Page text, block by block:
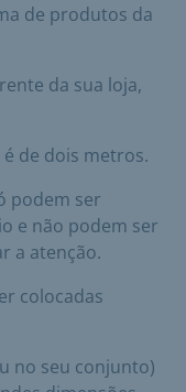
de produtos da
da sua loja,
de dois metros.
podem ser
e não podem ser
a atenção.
colocadas
no seu conjunto)